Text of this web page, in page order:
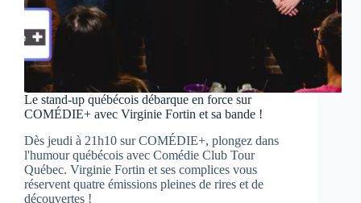
Le stand-up québécois débarque en force sur
COMÉDIE+ avec Virginie Fortin et sa bande !
Dès jeudi à 21h10 sur COMÉDIE+, plongez dans
l'humour québécois avec Comédie Club Tour
Québec. Virginie Fortin et ses complices vous
réservent quatre émissions pleines de rires et de
découvertes !